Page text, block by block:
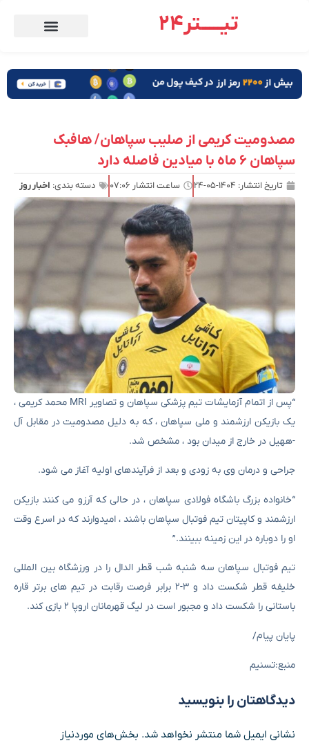
تیـــــتر24
مصدومیت کریمی از صلیب سپاهان/ هافبک
سپاهان ۶ ماه با میادین فاصله دارد
تاریخ انتشار: ۱۴۰۴-۰۵-۲۴ ساعت انتشار ۰۷:۰۶ دسته بندی: اخبار روز
“پس از اتمام آزمایشات تیم پزشکی سپاهان و تصاویر MRI محمد کریمی ،
یک بازیکن ارزشمند و ملی سپاهان ، که به دلیل مصدومیت در مقابل آل
-ههیل در خارج از میدان بود ، مشخص شد.
جراحی و درمان وی به زودی و بعد از فرآیندهای اولیه آغاز می شود.
“خانواده بزرگ باشگاه فولادی سپاهان ، در حالی که آرزو می کنند بازیکن
ارزشمند و کاپیتان تیم فوتبال سپاهان باشند ، امیدوارند که در اسرع وقت
او را دوباره در این زمینه ببینند.”
تیم فوتبال سپاهان سه شنبه شب قطر الدال را در ورزشگاه بین المللی
خلیفه قطر شکست داد و ۳-۲ برابر فرصت رقابت در تیم های برتر قاره
باستانی را شکست داد و مجبور است در لیگ قهرمانان اروپا ۲ بازی کند.
پایان پیام/
منبع:تسنیم
دیدگاهتان را بنویسید
نشانی ایمیل شما منتشر نخواهد شد. بخش‌های موردنیاز